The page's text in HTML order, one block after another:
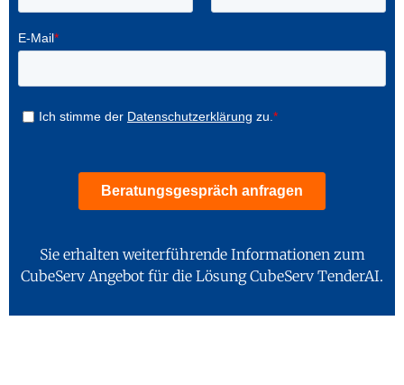
Sie erhalten weiterführende Informationen zum
CubeServ Angebot für die Lösung CubeServ TenderAI.